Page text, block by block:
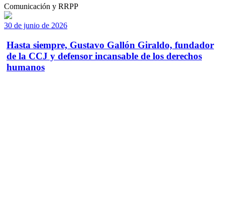
Comunicación y RRPP
30 de junio de 2026
Hasta siempre, Gustavo Gallón Giraldo, fundador
de la CCJ y defensor incansable de los derechos
humanos